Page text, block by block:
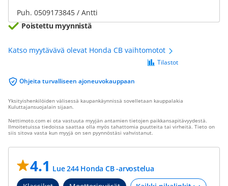
Puh. 0509173845 / Antti
Poistettu myynnistä
Katso myytävävä olevat Honda CB vaihtomotot
Ohjeita turvalliseen ajoneuvokauppaan
Tilastot
Yksityishenkilöiden välisessä kaupankäynnissä sovelletaan kauppalakia
Kuluttajansuojalain sijaan.
Nettimoto.com ei ota vastuuta myyjän antamien tietojen paikkansapitävyydestä.
Ilmoitetuissa tiedoissa saattaa olla myös tahattomia puutteita tai virheitä. Tieto on
siis sitova vasta kun myyjä on sen pyynnöstäsi vahvistanut.
4.1 Lue 244 Honda CB -arvostelua